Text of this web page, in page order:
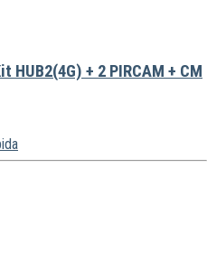
HUB2(4G) + 2 PIRCAM + CM